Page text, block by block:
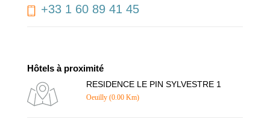
+33 1 60 89 41 45
Hôtels à proximité
RESIDENCE LE PIN SYLVESTRE 1
Oeuilly (0.00 Km)